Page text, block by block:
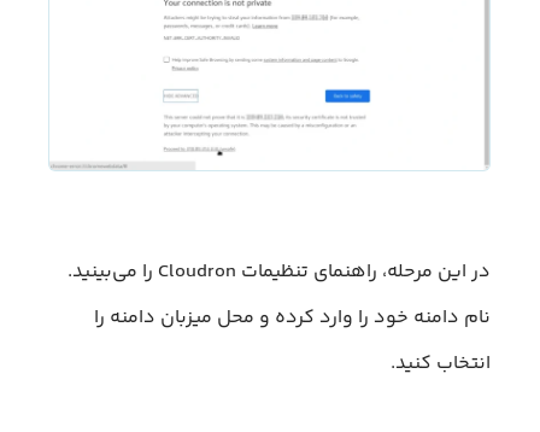
در این مرحله، راهنمای تنظیمات Cloudron را می‌بینید.
نام دامنه خود را وارد کرده و محل میزبان دامنه را
انتخاب کنید.